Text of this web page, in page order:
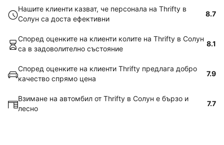
Нашите клиенти казват, че персонала на Thrifty в
Солун са доста ефективни
8.7
Според оценките на клиенти колите на Thrifty в Солун
са в задоволително състояние
8.1
Според оценките на клиенти Thrifty предлага добро
качество спрямо цена
7.9
Взимане на автомбил от Thrifty в Солун е бързо и
лесно
7.7